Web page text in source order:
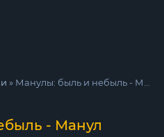
» Манулы: быль и небыль - Манул Яростный
- Манул